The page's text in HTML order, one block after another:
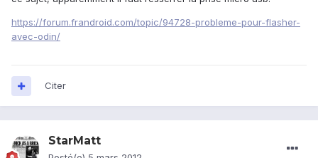
https://forum.frandroid.com/topic/94728-probleme-pour-flasher-
avec-odin/
Citer
StarMatt